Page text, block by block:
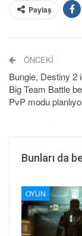
Paylaş
ÖNCEKI
Bungie, Destiny 2
Big Team Battle
PvP modu
Bunları da
OYUN